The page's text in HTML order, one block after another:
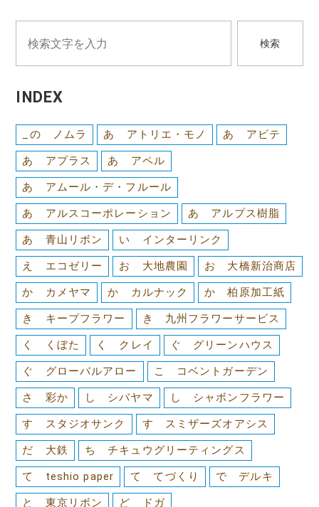
検索
INDEX
_の ノムラ あ アトリエ・モノ あ アビテ
あ アプラス あ アペル
あ アムール・デ・フルール
あ アルスコーポレーション あ アルプス樹脂
あ 青山リボン い インターリンク
え エコゼリー お 大地農園 お 大橋新治商店
か カメヤマ か カルナック か 柏原加工紙
き キープフラワー き 九州フラワーサービス
く くぼた く クレイ ぐ グリーンハウス
ぐ グローバルアロー こ コベントガーデン
さ 彩か し シバヤマ し シャボンフラワー
す スタジオサンク す スミザーズオアシス
だ 大鉄 ち チキュウグリーティングス
て teshio paper て てづくり で デルキ
と 東京リボン ど ドガ